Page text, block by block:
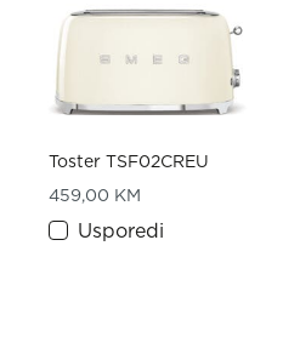
Toster TSF02CREU
459,00 KM
Usporedi